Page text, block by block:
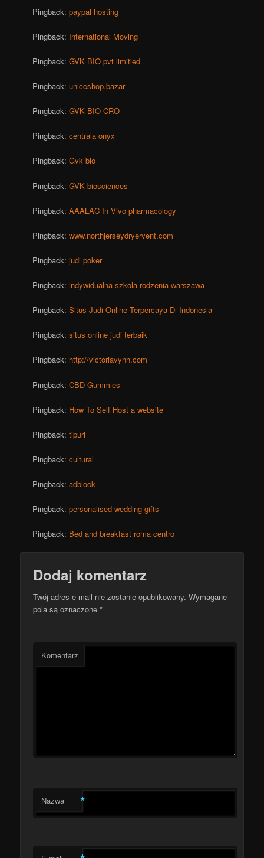
Pingback:paypal hosting
Pingback: International Moving
Pingback:GVK BIO pvt limitied
Pingback:uniccshop.bazar
Pingback:GVK BIO CRO
Pingback:centrala onyx
Pingback:Gvk bio
Pingback:GVK biosciences
Pingback:AAALAC In Vivo pharmacology
Pingback:www.northjerseydryervent.com
Pingback:judi poker
Pingback:indywidualna szkola rodzenia warszawa
Pingback:Situs Judi Online Terpercaya Di Indonesia
Pingback:situs online judi terbaik
Pingback: http://victoriavynn.com
Pingback:CBD Gummies
Pingback: How To Self Host a website
Pingback:tipuri
Pingback:cultural
Pingback:adblock
Pingback:personalised wedding gifts
Pingback: Bed and breakfast roma centro
Dodaj komentarz
Twój adres e-mail nie zostanie opublikowany. Wymagane
pola są oznaczone*
Komentarz
Nazwa *